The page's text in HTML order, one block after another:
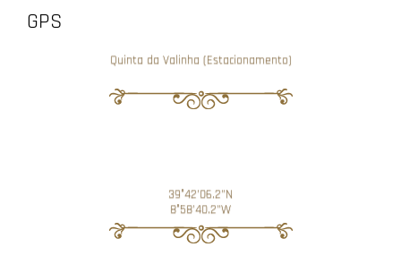
GPS
Quinta da Valinha (Estacionamento)
39°42'06.2"N
8°58'40.2"W